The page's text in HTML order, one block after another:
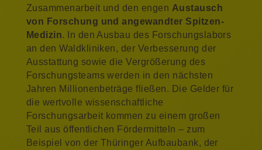
Zusammenarbeit und den engen Austausch
von Forschung und angewandter Spitzen-
Medizin. In den Ausbau des Forschungslabors
an den Waldkliniken, der Verbesserung der
Ausstattung sowie die Vergrößerung des
Forschungsteams werden in den nächsten
Jahren Millionenbeträge fließen. Die Gelder für
die wertvolle wissenschaftliche
Forschungsarbeit kommen zu einem großen
Teil aus öffentlichen Fördermitteln – zum
Beispiel von der Thüringer Aufbaubank, der